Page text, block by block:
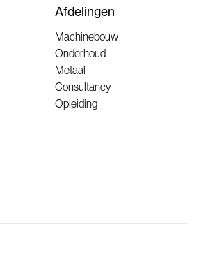
Afdelingen
Machinebouw
Onderhoud
Metaal
Consultancy
Opleiding